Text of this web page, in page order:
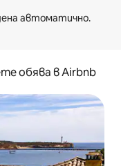
обява в Airbnb